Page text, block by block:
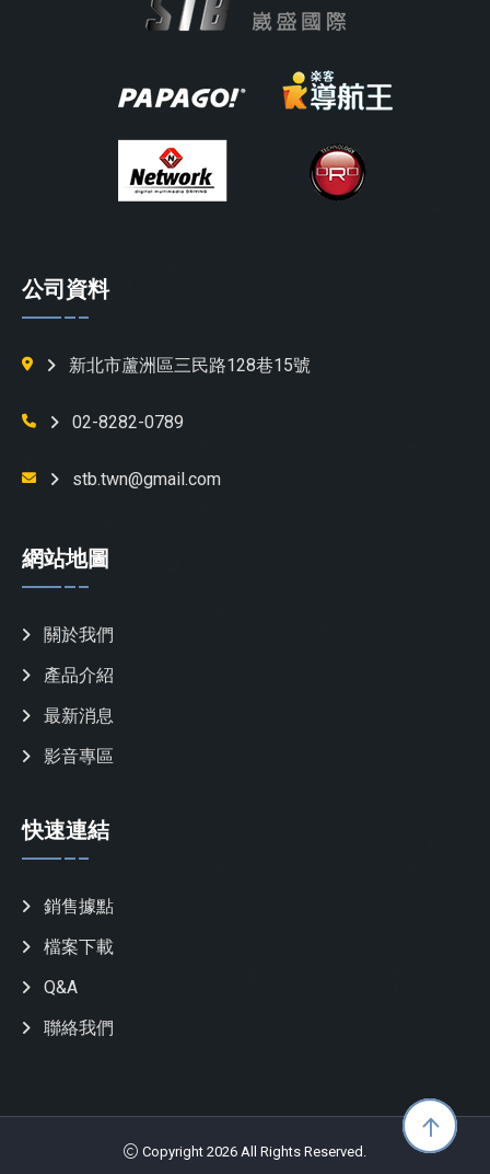
公司資料
新北市蘆洲區三民路128巷15號
02-8282-0789
stb.twn@gmail.com
網站地圖
關於我們
產品介紹
最新消息
影音專區
快速連結
銷售據點
檔案下載
Q&A
聯絡我們
Copyright 2026 All Rights Reserved.